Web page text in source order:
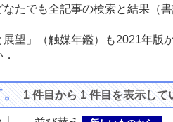
たでも全記事の検索と結果（
展望」（触媒年鑑）も2021年
。1 件目から 1 件目を表示して